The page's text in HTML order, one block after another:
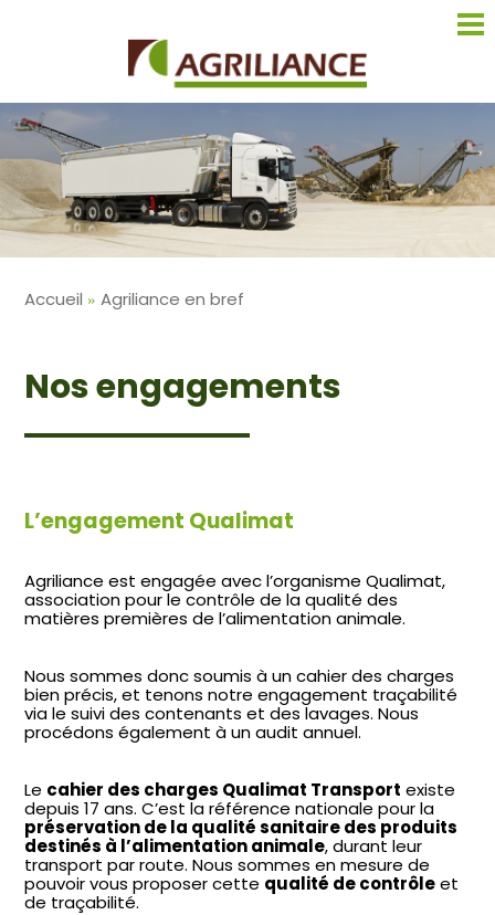
Fil
Accueil Agriliance en bref
Nos engagements
L’engagement Qualimat
Agriliance est engagée avec l’organisme Qualimat,
association pour le contrôle de la qualité des
matières premières de l’alimentation animale.
Nous sommes donc soumis à un cahier des charges
bien précis, et tenons notre engagement traçabilité
via le suivi des contenants et des lavages. Nous
procédons également à un audit annuel.
Le cahier des charges Qualimat Transport existe
depuis 17 ans. C’est la référence nationale pour la
préservation de la qualité sanitaire des produits
destinés à l’alimentation animale, durant leur
transport par route. Nous sommes en mesure de
pouvoir vous proposer cette qualité de contrôleet
de traçabilité.